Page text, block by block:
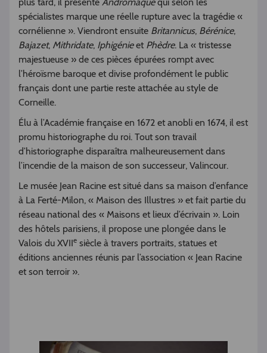
spécialistes marque une réelle rupture avec la tragédie «
cornélienne ». Viendront ensuite Britannicus, Bérénice,
Bajazet, Mithridate, Iphigénieet Phèdre. La « tristesse
majestueuse » de ces pièces épurées rompt avec
l’héroïsme baroque et divise profondément le public
français dont une partie reste attachée au style de
Corneille.
Élu à l’Académie française en 1672 et anobli en 1674, il est
promu historiographe du roi. Tout son travail
d’historiographe disparaîtra malheureusement dans
l’incendie de la maison de son successeur, Valincour.
Le musée Jean Racine est situé dans sa maison d’enfance
à La Ferté-Milon, « Maison des Illustres » et fait partie du
réseau national des « Maisons et lieux d’écrivain ». Loin
des hôtels parisiens, il propose une plongée dans le
Valois du XVIIe siècle à travers portraits, statues et
éditions anciennes réunis par l’association « Jean Racine
et son terroir ».